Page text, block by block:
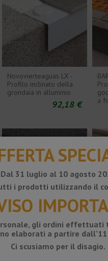
Novovierteaguas LX -
Profilo inclinato della
grondaia in alluminio
92,18 €
a
BARA-RKB -
Profilo del
gocciolatore
per balconi
72,68 €
Dal 31 luglio al 10 agosto
i prodotti utilizzando il
gli ordini effettuati
elaborati a partire
Ci scusiamo per il disagio.